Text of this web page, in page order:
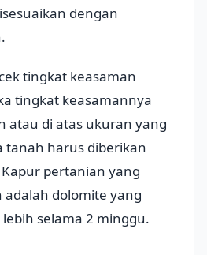
dengan
tingkat keasaman
tingkat keasamannya
atau di atas ukuran yang
tanah harus diberikan
pertanian yang
dolomite yang
selama 2 minggu.